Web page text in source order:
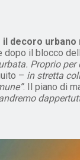
decoro urbano
il blocco
Proprio
– in stretta
. Il piano di